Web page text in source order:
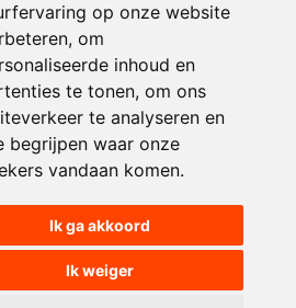
op onze website
om
inhoud en
te tonen, om ons
te analyseren en
begrijpen waar onze
vandaan komen.
Ik ga akkoord
Ik weiger